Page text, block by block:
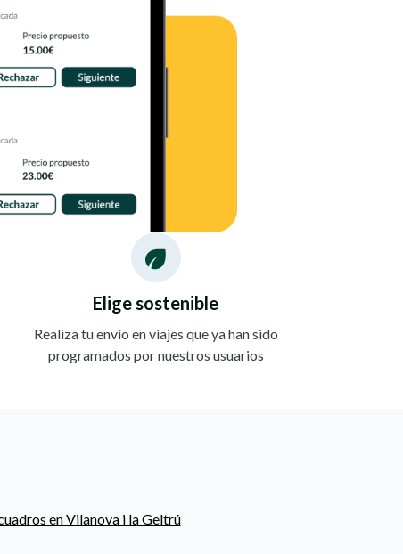
Elige sostenible
Realiza tu envío en viajes que ya han sido
programados por nuestros usuarios
en Vilanova i la Geltrú